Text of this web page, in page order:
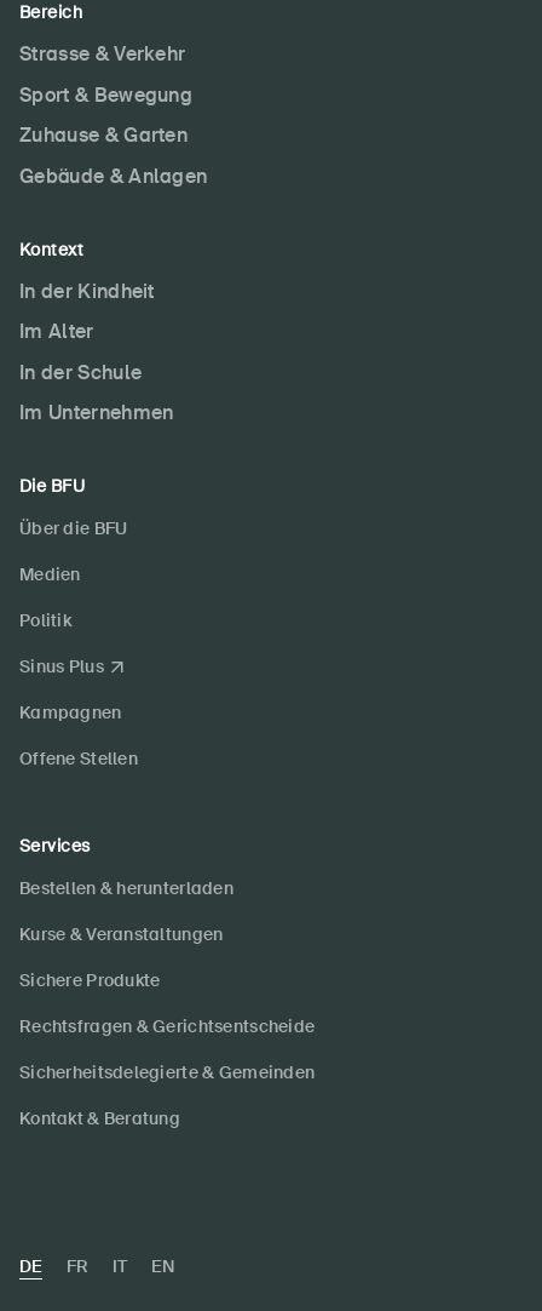
Bereich
Strasse & Verkehr
Sport & Bewegung
Zuhause & Garten
Gebäude & Anlagen
Kontext
In der Kindheit
Im Alter
In der Schule
Im Unternehmen
Die BFU
Über die BFU
Medien
Politik
Sinus Plus
Kampagnen
Offene Stellen
Services
Bestellen & herunterladen
Kurse & Veranstaltungen
Sichere Produkte
Rechtsfragen & Gerichtsentscheide
Sicherheitsdelegierte & Gemeinden
Kontakt & Beratung
DE FR IT EN